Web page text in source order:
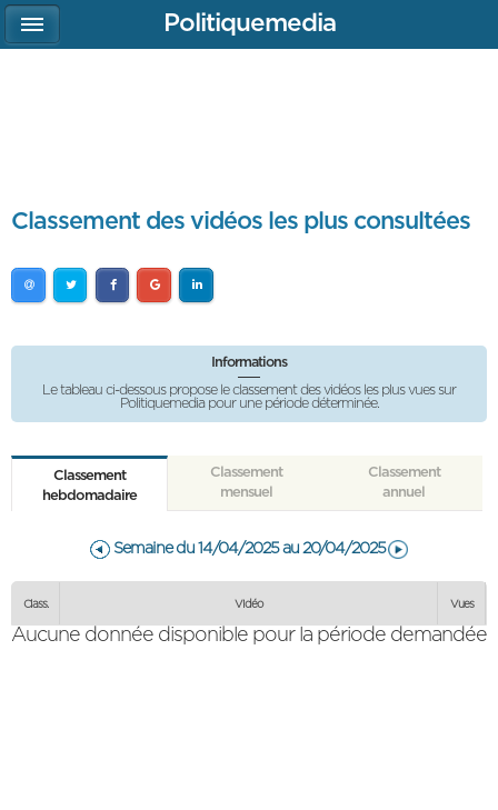
Classement des vidéos les plus consultées
Informations
Le tableau ci-dessous propose le classement des vidéos les plus vues sur
Politiquemedia pour une période déterminée.
Classement
hebdomadaire
Classement
mensuel
Classement
annuel
Semaine du 14/04/2025 au 20/04/2025
Vidéo
Aucune donnée disponible pour la période demandée
Politiquemedia